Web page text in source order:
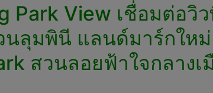
Park View เชื่อมต่อวิ
ลุมพินี แลนด์มาร์กใหม่
สวนลอยฟ้าใจกลาง